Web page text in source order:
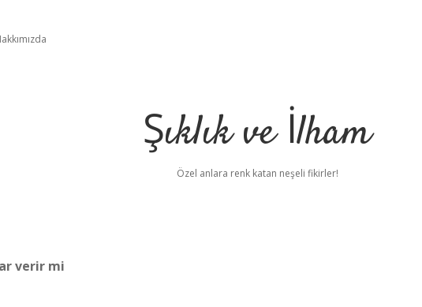
Şıklık ve İlham
Özel anlara renk katan neşeli fikirler!
verir mi